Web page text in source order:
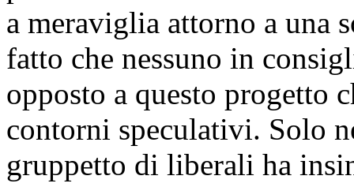
a meraviglia attorno a una
fatto che nessuno in
opposto a questo progetto
contorni speculativi. Solo
gruppetto di liberali ha